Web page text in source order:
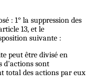
: 1° la suppression des
13, et le
suivante :
peut être divisé en
d'actions sont
total des actions par eux